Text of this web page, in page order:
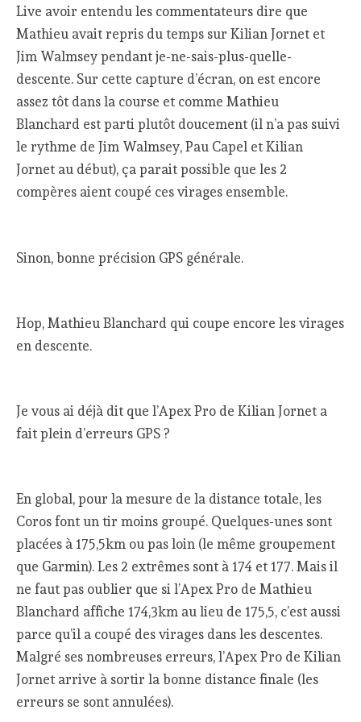
Live avoir entendu les commentateurs dire que
Mathieu avait repris du temps sur Kilian Jornet et
Jim Walmsey pendant je-ne-sais-plus-quelle-
descente. Sur cette capture d’écran, on est encore
assez tôt dans la course et comme Mathieu
Blanchard est parti plutôt doucement (il n’a pas suivi
le rythme de Jim Walmsey, Pau Capel et Kilian
Jornet au début), ça parait possible que les 2
compères aient coupé ces virages ensemble.
Sinon, bonne précision GPS générale.
Hop, Mathieu Blanchard qui coupe encore les virages
en descente.
Je vous ai déjà dit que l’Apex Pro de Kilian Jornet a
fait plein d’erreurs GPS ?
En global, pour la mesure de la distance totale, les
Coros font un tir moins groupé. Quelques-unes sont
placées à 175,5km ou pas loin (le même groupement
que Garmin). Les 2 extrêmes sont à 174 et 177. Mais il
ne faut pas oublier que si l’Apex Pro de Mathieu
Blanchard affiche 174,3km au lieu de 175,5, c’est aussi
parce qu’il a coupé des virages dans les descentes.
Malgré ses nombreuses erreurs, l’Apex Pro de Kilian
Jornet arrive à sortir la bonne distance finale (les
erreurs se sont annulées).